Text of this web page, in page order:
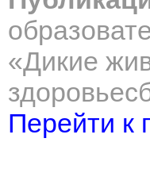
«Дикие
Перейти к